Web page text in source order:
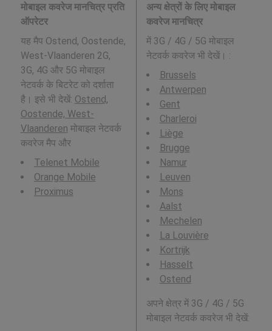
मोबाइल कवरेज मानचित्र प्रति
ऑपरेटर
यह मैप Ostend, Oostende,
West-Vlaanderen 2G,
3G, 4G और 5G मोबाइल
नेटवर्क के बिटरेट को दर्शाता
है। इसे भी देखें: Ostend,
Oostende, West-
Vlaanderen मोबाइल नेटवर्क
कवरेज मैप और
Telenet Mobile
Orange Mobile
Proximus
अन्य क्षेत्रों के लिए मोबाइल
कवरेज मानचित्र
में 3G / 4G / 5G मोबाइल
नेटवर्क कवरेज भी देखें। :
Brussels
Antwerpen
Gent
Charleroi
Liège
Brugge
Namur
Leuven
Mons
Aalst
Mechelen
La Louvière
Kortrijk
Hasselt
Ostend
अपने क्षेत्र में 3G / 4G / 5G
मोबाइल नेटवर्क कवरेज भी देखें: